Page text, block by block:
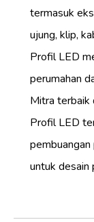
termasuk
ujung, klip,
Profil LED
perumahan
Mitra terbaik
Profil LED
untuk desain